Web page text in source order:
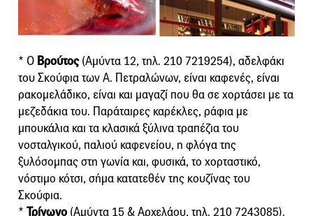
* Ο Βρούτος(Αμύντα 12, τηλ. 210 7219254), αδελφάκι
του Σκούφια των Α. Πετραλώνων, είναι καφενές, είναι
ρακομελάδικο, είναι και μαγαζί που θα σε χορτάσει με τα
μεζεδάκια του. Παράταιρες καρέκλες, ράφια με
μπουκάλια και τα κλασικά ξύλινα τραπέζια του
νοσταλγικού, παλιού καφενείου, η φλόγα της
ξυλόσομπας στη γωνία και, φυσικά, το χορταστικό,
νόστιμο κότσι, σήμα κατατεθέν της κουζίνας του
Σκούφια.
* Τρίγωνο (Αμύντα 15 & Αρχελάου, τηλ. 210 7243085).